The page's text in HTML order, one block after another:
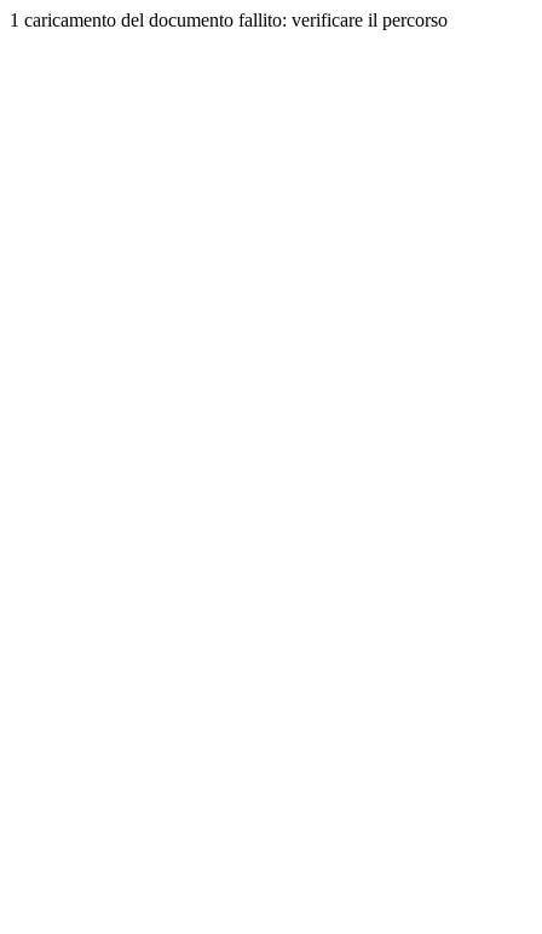
1 caricamento del documento fallito: verificare il percorso